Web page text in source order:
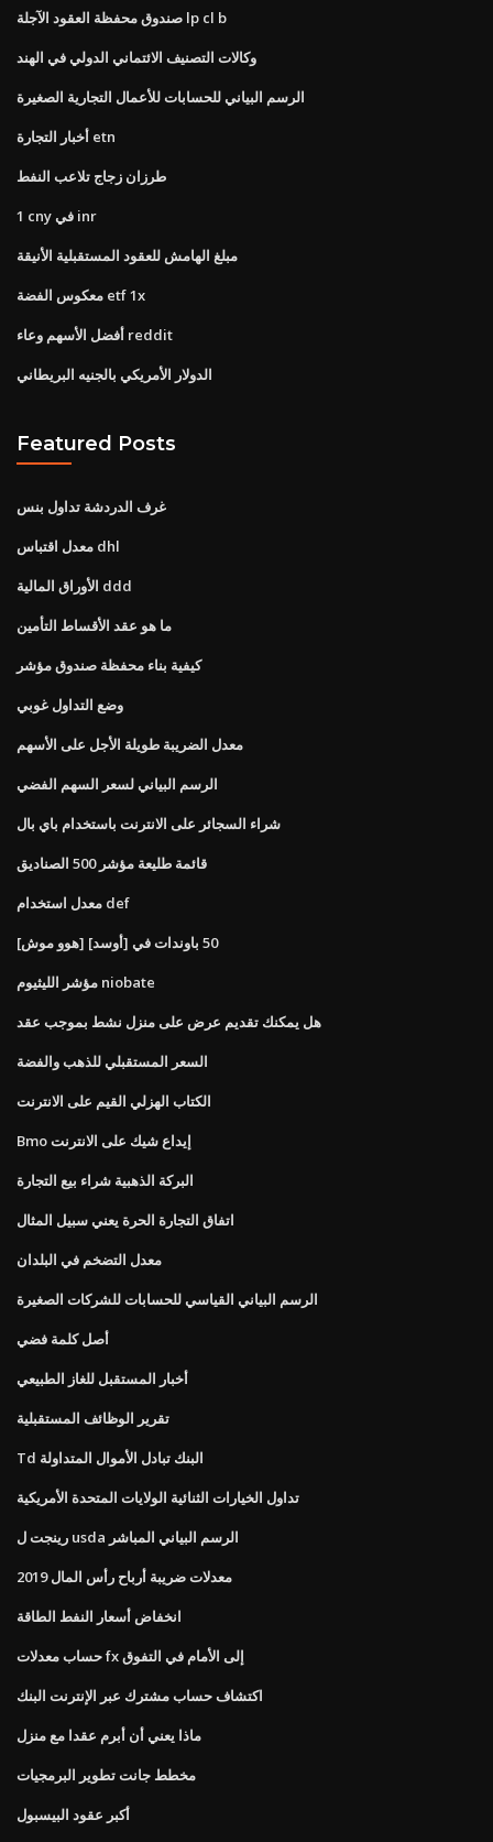
صندوق محفظة العقود الآجلة lp cl b
وكالات التصنيف الائتماني الدولي في الهند
الرسم البياني للحسابات للأعمال التجارية الصغيرة
أخبار التجارة etn
طرزان زجاج تلاعب النفط
1 cny في inr
مبلغ الهامش للعقود المستقبلية الأنيقة
معكوس الفضة etf 1x
أفضل الأسهم وعاء reddit
الدولار الأمريكي بالجنيه البريطاني
Featured Posts
غرف الدردشة تداول بنس
معدل اقتباس dhl
الأوراق المالية ddd
ما هو عقد الأقساط التأمين
كيفية بناء محفظة صندوق مؤشر
وضع التداول غوبي
معدل الضريبة طويلة الأجل على الأسهم
الرسم البياني لسعر السهم الفضي
شراء السجائر على الانترنت باستخدام باي بال
قائمة طليعة مؤشر 500 الصناديق
معدل استخدام def
[هوو موش] 50 باوندات في [أوسد]
مؤشر الليثيوم niobate
هل يمكنك تقديم عرض على منزل نشط بموجب عقد
السعر المستقبلي للذهب والفضة
الكتاب الهزلي القيم على الانترنت
Bmo إيداع شيك على الانترنت
البركة الذهبية شراء بيع التجارة
اتفاق التجارة الحرة يعني سبيل المثال
معدل التضخم في البلدان
الرسم البياني القياسي للحسابات للشركات الصغيرة
أصل كلمة فضي
أخبار المستقبل للغاز الطبيعي
تقرير الوظائف المستقبلية
Td البنك تبادل الأموال المتداولة
تداول الخيارات الثنائية الولايات المتحدة الأمريكية
رينجت ل usda الرسم البياني المباشر
معدلات ضريبة أرباح رأس المال 2019
انخفاض أسعار النفط الطاقة
حساب معدلات fx إلى الأمام في التفوق
اكتشاف حساب مشترك عبر الإنترنت البنك
ماذا يعني أن أبرم عقدا مع منزل
مخطط جانت تطوير البرمجيات
أكبر عقود البيسبول